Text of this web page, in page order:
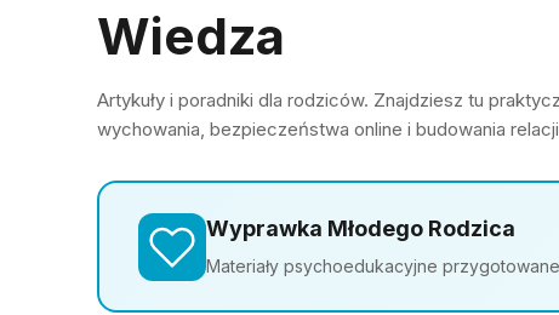
Wiedza
Artykuły i poradniki dla rodziców. Znajdziesz tu
wychowania, bezpieczeństwa online i budowania
Wyprawka Młodego Rodzica
Materiały psychoedukacyjne